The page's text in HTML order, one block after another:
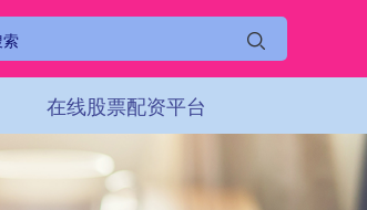
在线股票配资平台